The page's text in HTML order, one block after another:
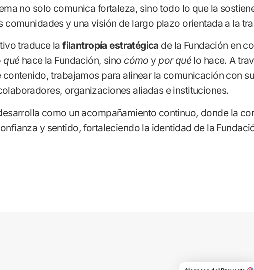
no solo comunica fortaleza, sino todo lo que la
comunidades y una visión de largo plazo orientada a la
traduce lafilantropía estratégica de la Fundación en
qué hace la Fundación, sino cómo ypor qué lo hace. A
contenido, trabajamos para alinear la comunicación con
organizaciones aliadas e instituciones.
como un acompañamiento continuo, donde la
y sentido, fortaleciendo la identidad de la